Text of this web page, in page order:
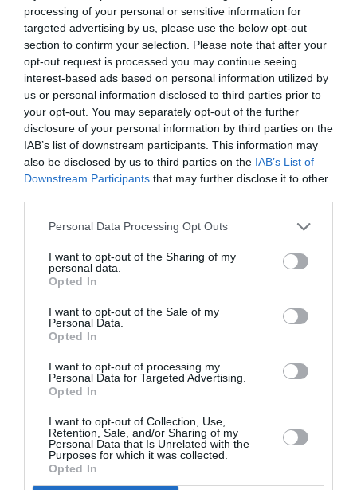
processing of your personal or sensitive information for
targeted advertising by us, please use the below opt-out
section to confirm your selection. Please note that after your
opt-out request is processed you may continue seeing
interest-based ads based on personal information utilized by
us or personal information disclosed to third parties prior to
your opt-out. You may separately opt-out of the further
disclosure of your personal information by third parties on the
IAB’s list of downstream participants. This information may
also be disclosed by us to third parties on the IAB’s List of
Downstream Participants that may further disclose it to other
Personal Data Processing Opt Outs
I want to opt-out of the Sharing of my
personal data.
Opted In
I want to opt-out of the Sale of my
Personal Data.
Opted In
I want to opt-out of processing my
Personal Data for Targeted Advertising.
Opted In
I want to opt-out of Collection, Use,
Retention, Sale, and/or Sharing of my
Personal Data that Is Unrelated with the
Purposes for which it was collected.
Opted In
Πρόκειται για μια αποκλειστική σύμπραξη που
στηρίζεται σε κοινές αξίες, όπως το πάθος για
την παράδοση της υψηλής ραπτικής και τη
χειροποίητη δεξιοτεχνία. Είναι τα ίδια ακριβώς
στοιχεία που χαρακτηρίζουν τη δημιουργική
Pierpaolo Piccioli, ο οποίος αντλεί διαχρονικά
έμπνευση από την κληρονομιά του Cristóbal
Balenciaga.